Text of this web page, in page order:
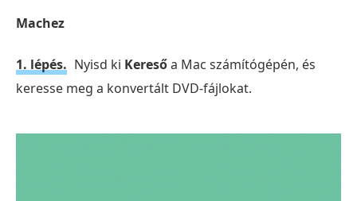
Machez
1. lépés. Nyisd ki Keresőa Mac számítógépén, és
keresse meg a konvertált DVD-fájlokat.